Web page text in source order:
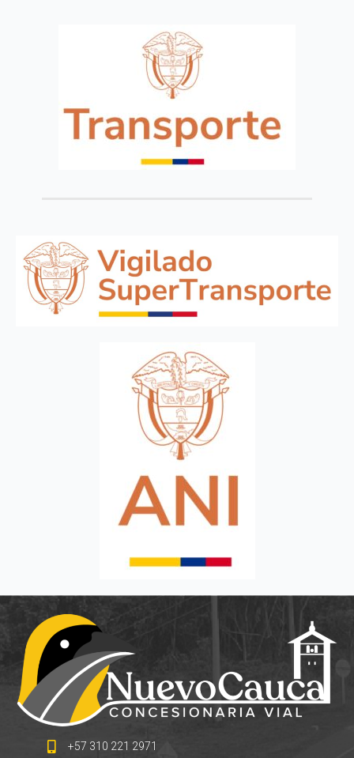
+57 310 221 2971